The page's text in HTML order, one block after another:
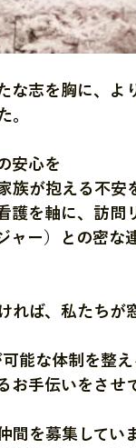
な志を胸に、よ
。
安心を
が抱える不安
護を軸に、訪問
ー）との密な
れば、私たちが
能な体制を整
手伝いをさせ
間を募集してい